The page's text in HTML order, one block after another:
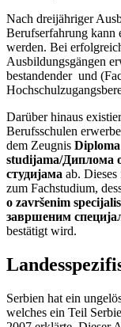
Nach dreijähriger
Berufserfahrung kann
werden. Bei
Ausbildungsgängen
bestandender und
Darüber hinaus
Berufsschulen
dem Zeugnis
studijama/Диплома
студијама ab.
zum Fachstudium,
o završenim
завршеним
bestätigt wird.
Serbien hat ein
welches ein Teil